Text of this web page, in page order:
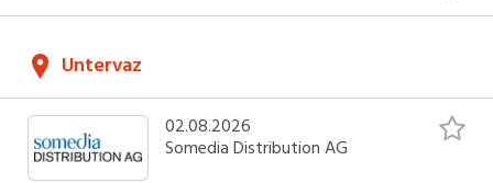
an Sonntagen Einsätze zwischen 05.00 und 07.30 Uhr
INSERAT ANSEHEN
Untervaz
02.08.2026
Somedia Distribution AG